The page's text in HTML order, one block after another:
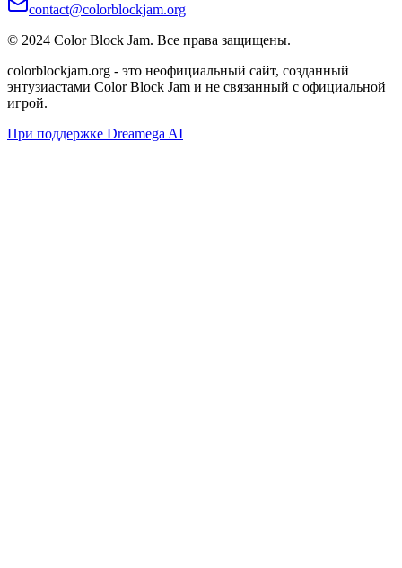
contact@colorblockjam.org
© 2024 Color Block Jam. Все права защищены.
colorblockjam.org - это неофициальный сайт, созданный
энтузиастами Color Block Jam и не связанный с официальной
игрой.
При поддержке Dreamega AI